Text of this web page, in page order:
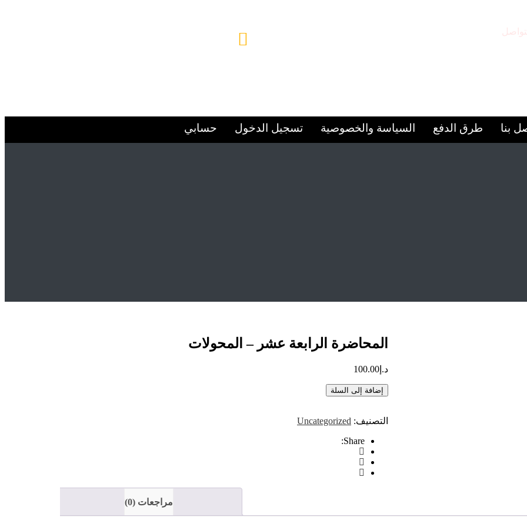
بنا طرق الدفع السياسة والخصوصية تسجيل الدخول حسابي
المحاضرة الرابعة عشر – المحولات
د.إ 100.00
إضافة إلى السلة
التصنيف: Uncategorized
Share:
مراجعات (0)